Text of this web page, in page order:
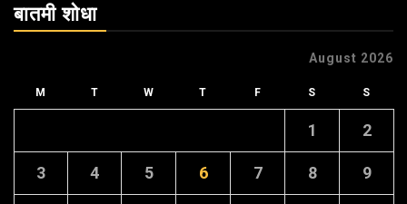
बातमी शोधा
August 2026
M T W T F S S
1 2
3 4 5 6 7 8 9